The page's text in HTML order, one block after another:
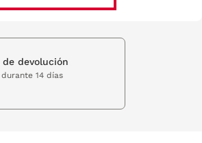
de devolución
14 días